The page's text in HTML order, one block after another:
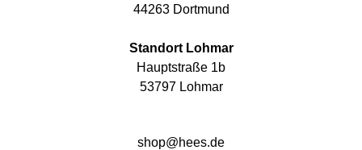
44263 Dortmund
Standort Lohmar
Hauptstraße 1b
53797 Lohmar
shop@hees.de